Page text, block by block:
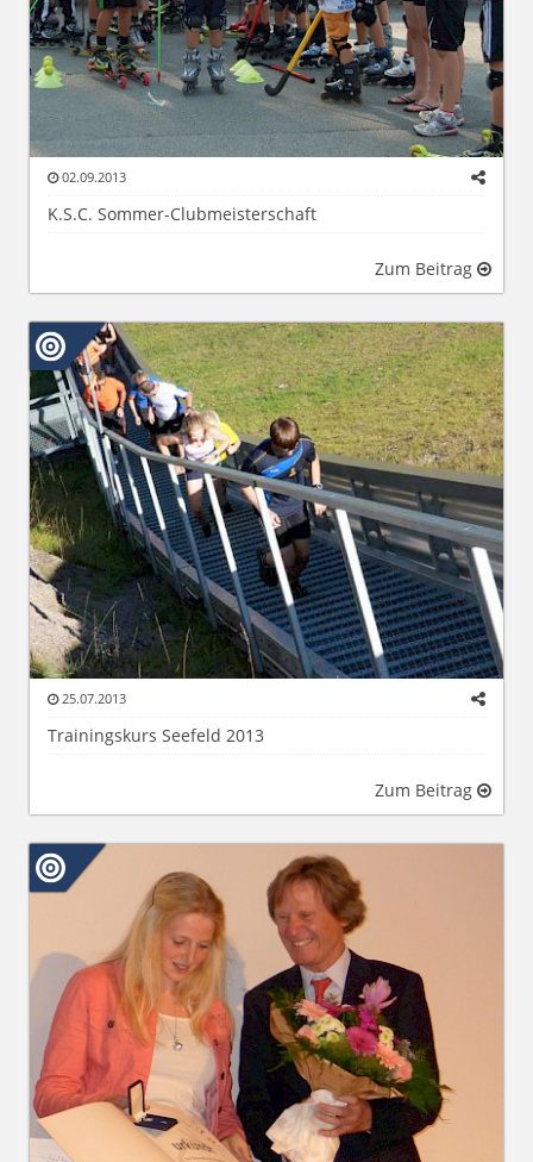
02.09.2013
K.S.C. Sommer-Clubmeisterschaft
Zum Beitrag
25.07.2013
Trainingskurs Seefeld 2013
Zum Beitrag